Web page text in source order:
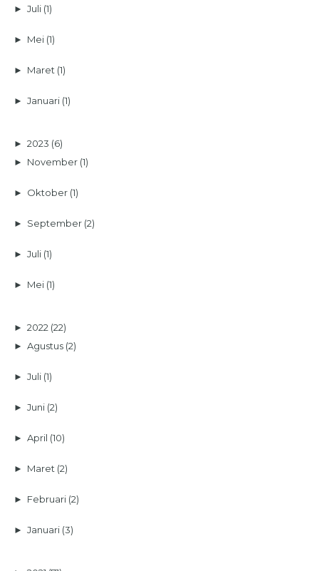
►Juli (1)
► Mei (1)
► Maret (1)
►Januari (1)
►2023 (6)
► November (1)
► Oktober (1)
► September (2)
►Juli (1)
► Mei (1)
►2022 (22)
►Agustus (2)
►Juli (1)
►Juni (2)
►April (10)
► Maret (2)
► Februari (2)
►Januari (3)